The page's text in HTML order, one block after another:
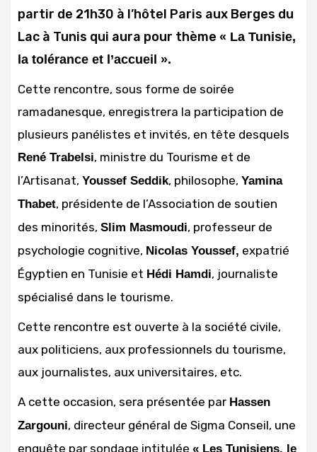
partir de 21h30 à l’hôtel Paris aux Berges du
Lac à Tunis qui aura pour thème « La Tunisie,
la tolérance et l’accueil ».
Cette rencontre, sous forme de soirée
ramadanesque, enregistrera la participation de
plusieurs panélistes et invités, en tête desquels
René Trabelsi, ministre du Tourisme et de
l’Artisanat, Youssef Seddik, philosophe, Yamina
Thabet, présidente de l’Association de soutien
des minorités, Slim Masmoudi, professeur de
psychologie cognitive, Nicolas Youssef, expatrié
Égyptien en Tunisie et Hédi Hamdi, journaliste
spécialisé dans le tourisme.
Cette rencontre est ouverte à la société civile,
aux politiciens, aux professionnels du tourisme,
aux journalistes, aux universitaires, etc.
A cette occasion, sera présentée par Hassen
Zargouni, directeur général de Sigma Conseil, une
enquête par sondage intitulée « Les Tunisiens, le